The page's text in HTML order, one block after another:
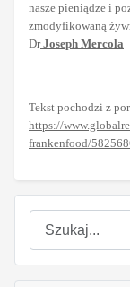
Szukaj
nasze pieniądze i
zmodyfikowaną
DrJoseph Mercola
Tekst pochodzi z
https://
frankenfood/